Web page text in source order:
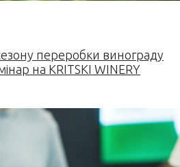
переробки винограду
на KRITSKI WINERY